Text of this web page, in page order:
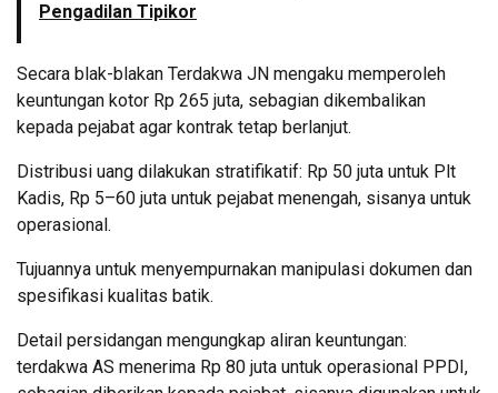
Pengadilan Tipikor
Secara blak-blakan Terdakwa JN mengaku memperoleh
keuntungan kotor Rp 265 juta, sebagian dikembalikan
kepada pejabat agar kontrak tetap berlanjut.
Distribusi uang dilakukan stratifikatif: Rp 50 juta untuk Plt
Kadis, Rp 5–60 juta untuk pejabat menengah, sisanya untuk
operasional.
Tujuannya untuk menyempurnakan manipulasi dokumen dan
spesifikasi kualitas batik.
Detail persidangan mengungkap aliran keuntungan:
terdakwa AS menerima Rp 80 juta untuk operasional PPDI,